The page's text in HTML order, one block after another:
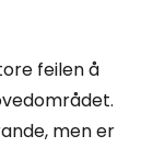
feilen å
men er